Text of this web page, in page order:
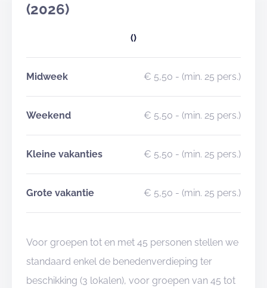
(2026)
()
Midweek € 5,50 - (min. 25 pers.)
Weekend € 5,50 - (min. 25 pers.)
Kleine vakanties € 5,50 - (min. 25 pers.)
Grote vakantie € 5,50 - (min. 25 pers.)
Voor groepen tot en met 45 personen stellen we
standaard enkel de benedenverdieping ter
beschikking (3 lokalen), voor groepen van 45 tot